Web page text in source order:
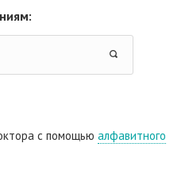
с помощью алфавитного